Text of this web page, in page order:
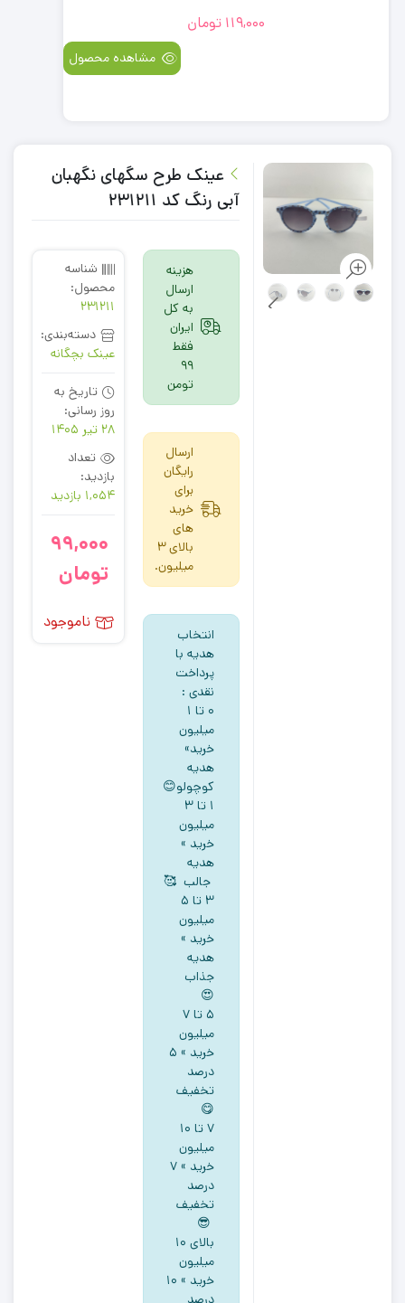
119,000 تومان
مشاهده محصول
عینک طرح سگهای نگهبان
آبی رنگ کد 231211
هزینه
ارسال
به کل
ایران
فقط
99
تومن
ارسال
رایگان
برای
خرید
های
بالای 3
میلیون.
انتخاب
هدیه با
پرداخت
نقدی :
۰ تا ۱
میلیون
خرید»
هدیه
کوچولو😊
۱ تا ۳
میلیون
خرید »
هدیه
جالب 🥰
۳ تا ۵
میلیون
خرید »
هدیه
جذاب
😍
5 تا ۷
میلیون
خرید » ۵
درصد
تخفیف
😋
۷ تا ۱۰
میلیون
خرید » ۷
درصد
تخفیف
😎
بالای ۱۰
میلیون
خرید » ۱۰
درصد
شناسه
محصول:
231211
دسته‌بندی:
عینک بچگانه
تاریخ به
روز رسانی:
28 تیر 1405
تعداد
بازدید:
1,054 بازدید
99,000
تومان
ناموجود